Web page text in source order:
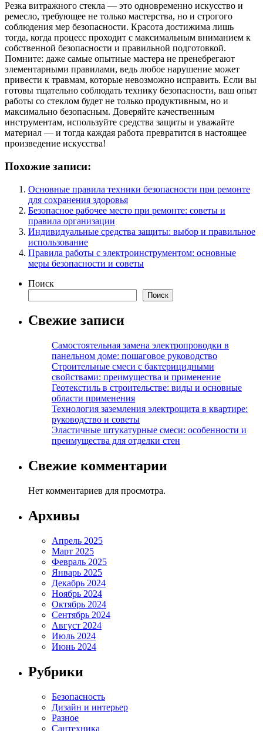
Резка витражного стекла — это одновременно искусство и
ремесло, требующее не только мастерства, но и строгого
соблюдения мер безопасности. Красота достижима лишь
тогда, когда процесс проходит с максимальным вниманием к
собственной безопасности и правильной подготовкой.
Помните: даже самые опытные мастера не пренебрегают
элементарными правилами, ведь любое нарушение может
привести к травмам, которые невозможно исправить. Если вы
готовы тщательно соблюдать технику безопасности, ваш опыт
работы со стеклом будет не только продуктивным, но и
максимально безопасным. Доверяйте качественным
инструментам, используйте средства защиты и уважайте
материал — и тогда каждая работа превратится в настоящее
произведение искусства!
Похожие записи:
Основные правила техники безопасности при ремонте
для сохранения здоровья
Безопасное рабочее место при ремонте: советы и
правила организации
Индивидуальные средства защиты: выбор и правильное
использование
Правила работы с электроинструментом: основные
меры безопасности и советы
Поиск
Поиск
Свежие записи
Самостоятельная замена электропроводки в
панельном доме: пошаговое руководство
Строительные смеси с бактерицидными
свойствами: преимущества и применение
Геотекстиль в строительстве: виды и основные
области применения
Технология заземления электрощита в квартире:
руководство и советы
Эластичные штукатурные смеси: особенности и
преимущества для отделки стен
Свежие комментарии
Нет комментариев для просмотра.
Архивы
Апрель 2025
Март 2025
Февраль 2025
Январь 2025
Декабрь 2024
Ноябрь 2024
Октябрь 2024
Сентябрь 2024
Август 2024
Июль 2024
Июнь 2024
Рубрики
Безопасность
Дизайн и интерьер
Разное
Сантехника